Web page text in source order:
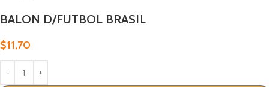
BALON D/FUTBOL BRASIL
$11,70